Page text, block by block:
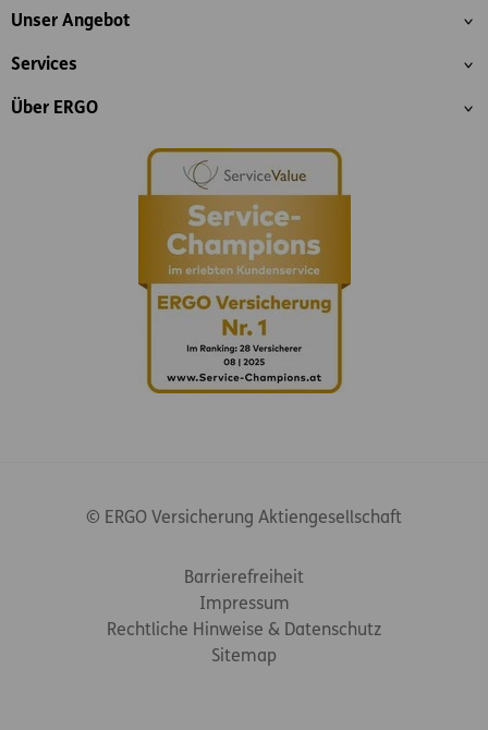
Inhaltsübersicht
Unser Angebot
Services
Über ERGO
© ERGO Versicherung Aktiengesellschaft
Barrierefreiheit
Impressum
Rechtliche Hinweise & Datenschutz
Sitemap